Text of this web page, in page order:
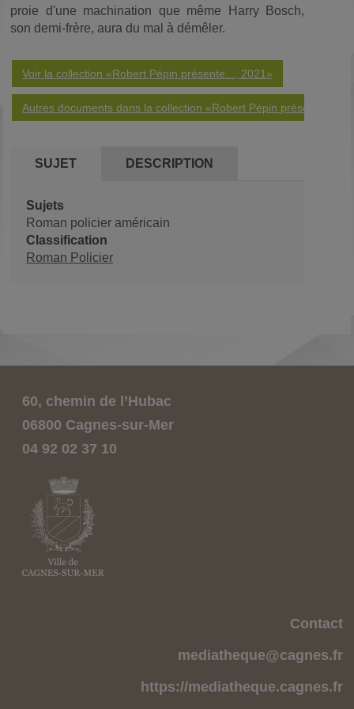
proie d'une machination que même Harry Bosch,
son demi-frère, aura du mal à démêler.
Voir la collection «Robert Pépin présente..., 2021»
Autres documents dans la collection «Robert Pépin présente...»
SUJET DESCRIPTION
Sujets
Roman policier américain
Classification
Roman Policier
60, chemin de l’Hubac
06800 Cagnes-sur-Mer
04 92 02 37 10
Contact
mediatheque@cagnes.fr
https://mediatheque.cagnes.fr